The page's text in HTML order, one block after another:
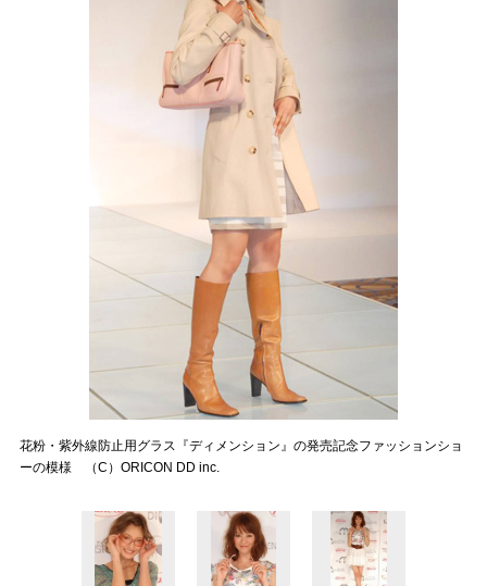
花粉・紫外線防止用グラス『ディメンション』の発売記念ファッションショ
ーの模様 （C）ORICON DD inc.